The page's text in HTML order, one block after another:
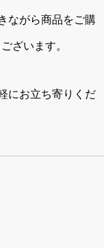
ながら商品をご購
ざいます。
にお立ち寄りくだ